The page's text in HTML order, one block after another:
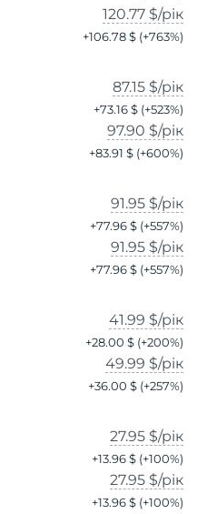
120.77 $/рік
+106.78 $ (+763%)
87.15 $/рік
+73.16 $ (+523%)
97.90 $/рік
+83.91 $ (+600%)
91.95 $/рік
+77.96 $ (+557%)
91.95 $/рік
+77.96 $ (+557%)
41.99 $/рік
+28.00 $ (+200%)
49.99 $/рік
+36.00 $ (+257%)
27.95 $/рік
+13.96 $ (+100%)
27.95 $/рік
+13.96 $ (+100%)